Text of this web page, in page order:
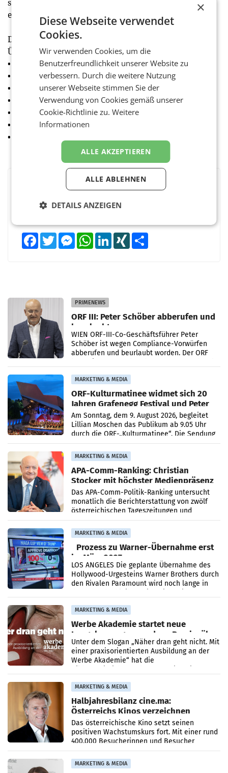
sein, beide Geschlechter ausgewogen ins Boot holen“,
erklärt Tirmann. (red)
Die Ausstrahlungstermine von "KlimaheldInnen" im
Überblick:
• ATV, immer samstags um 19:05 Uhr
• ATV2, immer sonntags um 15:00 Uhr
• Puls 4, immer mittwochs um 19:00 Uhr
• Café Puls, mittwochs, zweiwöchentlich, ab 5:30 Uhr
• kabel eins austria, immer montags um 15:50 Uhr
• ProSieben Austria, immer dienstags um 9:00 Uhr
• SAT.1 Österreich, immer dienstags um 20:05 Uhr
BEWERTEN SIE DIESEN ARTIKEL
FacebookTwitter MessengerWhatsAppLinkedInXING
PRIMENEWS
ORF III: Peter Schöber abberufen und
beurlaubt
WIEN ORF-III-Co-Geschäftsführer Peter
Schöber ist wegen Compliance-Vorwürfen
abberufen und beurlaubt worden. Der ORF
MARKETING & MEDIA
ORF-Kulturmatinee widmet sich 20
Jahren Grafenegg Festival und Peter
Simonischek
Am Sonntag, dem 9. August 2026, begleitet
Lillian Moschen das Publikum ab 9.05 Uhr
durch die ORF-„Kulturmatinee“. Die Sendung
startet mit der Dokumentation „20 Jahre
Grafenegg
MARKETING & MEDIA
APA-Comm-Ranking: Christian
Stocker mit höchster Medienpräsenz
im Juli
Das APA-Comm-Politik-Ranking untersucht
monatlich die Berichterstattung von zwölf
österreichischen Tageszeitungen und
analysiert, welche Politikerinnen und
Politiker Österreichs die
MARKETING & MEDIA
Prozess zu Warner-Übernahme erst
im März 2027
LOS ANGELES Die geplante Übernahme des
Hollywood-Urgesteins Warner Brothers durch
den Rivalen Paramount wird noch lange in
MARKETING & MEDIA
Werbe Akademie startet neue
Imagekampagne rund um Praxisnähe
Unter dem Slogan „Näher dran geht nicht. Mit
einer praxisorientierten Ausbildung an der
Werbe Akademie“ hat die
MARKETING & MEDIA
Halbjahresbilanz cine.ma:
Österreichs Kinos verzeichnen
400.000 Besucher mehr
Das österreichische Kino setzt seinen
positiven Wachstumskurs fort. Mit einer rund
400.000 Besucherinnen und Besucher
höheren Nettoreichweite im ersten Halbjahr
2026 gegenüber dem
MARKETING & MEDIA
×
Diese Webseite verwendet
Cookies.
Wir verwenden Cookies, um die
Benutzerfreundlichkeit unserer Website zu
verbessern. Durch die weitere Nutzung
unserer Webseite stimmen Sie der
Verwendung von Cookies gemäß unserer
Cookie-Richtlinie zu.Weitere
Informationen
ALLE AKZEPTIEREN
ALLE ABLEHNEN
DETAILS ANZEIGEN